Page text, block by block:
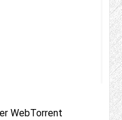
WebTorrent